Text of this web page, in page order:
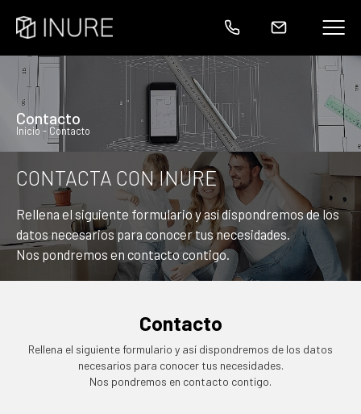
contacto
Inicio - Contacto
CONTACTA CON INURE
Rellena el siguiente formulario y así dispondremos de los
datos necesarios para conocer tus necesidades.
Nos pondremos en contacto contigo.
Contacto
Rellena el siguiente formulario y así dispondremos de los datos
necesarios para conocer tus necesidades.
Nos pondremos en contacto contigo.
Quiénes Somos
Servicios inmobiliarios
Documentos / Descargas
Ubicación
Home
Consultoría
Reformas
Visita de viviendas
Home
Consultoría
Reformas